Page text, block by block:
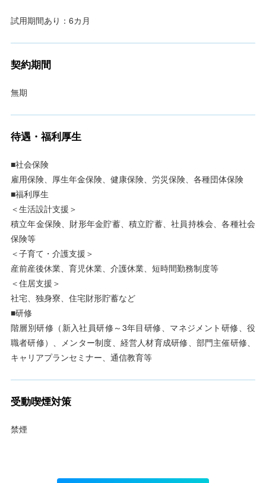
試用期間あり：6カ月
契約期間
無期
待遇・福利厚生
■社会保険
雇用保険、厚生年金保険、健康保険、労災保険、各種団体保険
■福利厚生
＜生活設計支援＞
積立年金保険、財形年金貯蓄、積立貯蓄、社員持株会、各種社会
保険等
＜子育て・介護支援＞
産前産後休業、育児休業、介護休業、短時間勤務制度等
＜住居支援＞
社宅、独身寮、住宅財形貯蓄など
■研修
階層別研修（新入社員研修～3年目研修、マネジメント研修、役
職者研修）、メンター制度、経営人材育成研修、部門主催研修、
キャリアプランセミナー、通信教育等
受動喫煙対策
禁煙